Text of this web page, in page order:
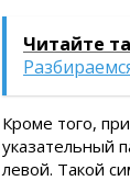
Читайте
Кроме того,
указательный
левой. Такой